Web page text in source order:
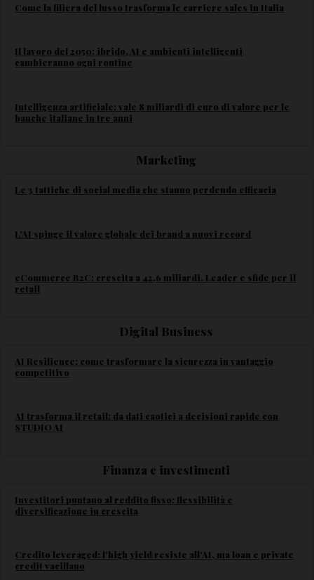
Come la filiera del lusso trasforma le carriere sales in Italia
Il lavoro del 2050: ibrido, AI e ambienti intelligenti
cambieranno ogni routine
Intelligenza artificiale: vale 8 miliardi di euro di valore per le
banche italiane in tre anni
Marketing
Le 3 tattiche di social media che stanno perdendo efficacia
L'AI spinge il valore globale dei brand a nuovi record
eCommerce B2C: crescita a 42,6 miliardi. Leader e sfide per il
retail
Digital Business
AI Resilience: come trasformare la sicurezza in vantaggio
competitivo
AI trasforma il retail: da dati caotici a decisioni rapide con
STUDIO AI
Finanza e investimenti
Investitori puntano al reddito fisso: flessibilità e
diversificazione in crescita
Credito leveraged: l'high yield resiste all'AI, ma loan e private
credit vacillano